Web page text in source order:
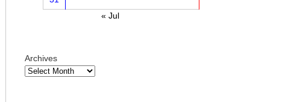
« Jul
Archives